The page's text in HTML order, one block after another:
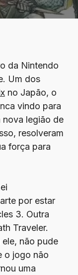
da Nintendo
Um dos
no Japão, o
vindo para
nova legião de
resolveram
força para
por estar
3. Outra
Traveler.
não pude
o jogo não
uma